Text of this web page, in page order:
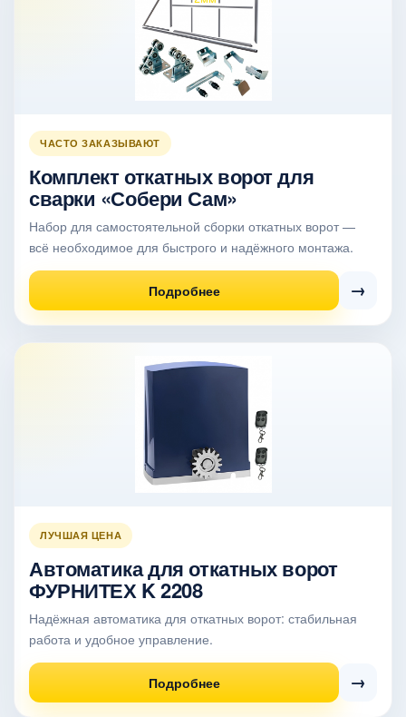
ЧАСТО ЗАКАЗЫВАЮТ
Комплект откатных ворот для
сварки «Собери Сам»
Набор для самостоятельной сборки откатных ворот —
всё необходимое для быстрого и надёжного монтажа.
Подробнее →
ЛУЧШАЯ ЦЕНА
Автоматика для откатных ворот
ФУРНИТЕХ K 2208
Надёжная автоматика для откатных ворот: стабильная
работа и удобное управление.
Подробнее →